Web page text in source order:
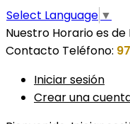
Select Language ▼
Nuestro Horario es de
Contacto Teléfono:
Iniciar sesión
Crear una